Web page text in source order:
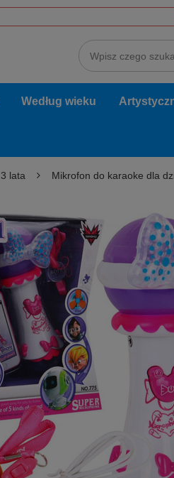
Według wieku
3 lata Mikrofon do karaoke dla